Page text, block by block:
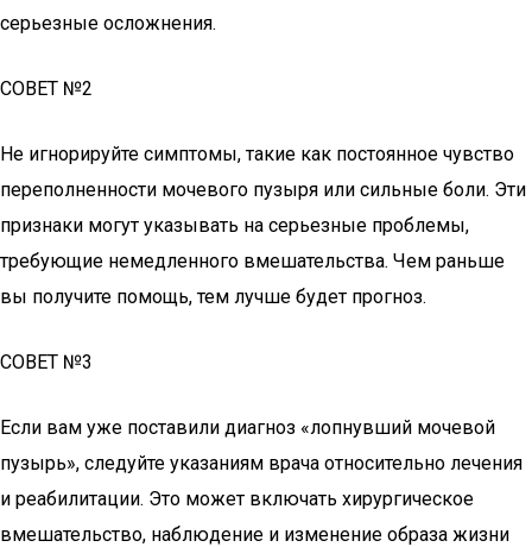
серьезные осложнения.
СОВЕТ №2
Не игнорируйте симптомы, такие как постоянное чувство
переполненности мочевого пузыря или сильные боли. Эти
признаки могут указывать на серьезные проблемы,
требующие немедленного вмешательства. Чем раньше
вы получите помощь, тем лучше будет прогноз.
СОВЕТ №3
Если вам уже поставили диагноз «лопнувший мочевой
пузырь», следуйте указаниям врача относительно лечения
и реабилитации. Это может включать хирургическое
вмешательство, наблюдение и изменение образа жизни